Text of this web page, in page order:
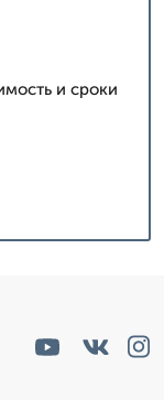
и сроки